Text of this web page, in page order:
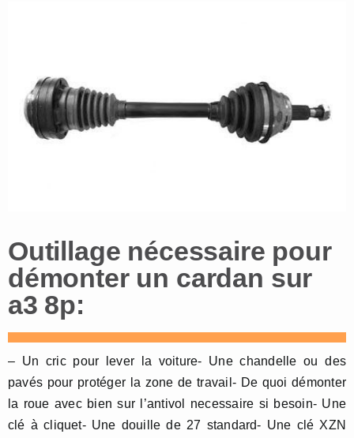
Outillage nécessaire pour
démonter un cardan sur
a3 8p:
– Un cric pour lever la voiture- Une chandelle ou des
pavés pour protéger la zone de travail- De quoi démonter
la roue avec bien sur l’antivol necessaire si besoin- Une
clé à cliquet- Une douille de 27 standard- Une clé XZN